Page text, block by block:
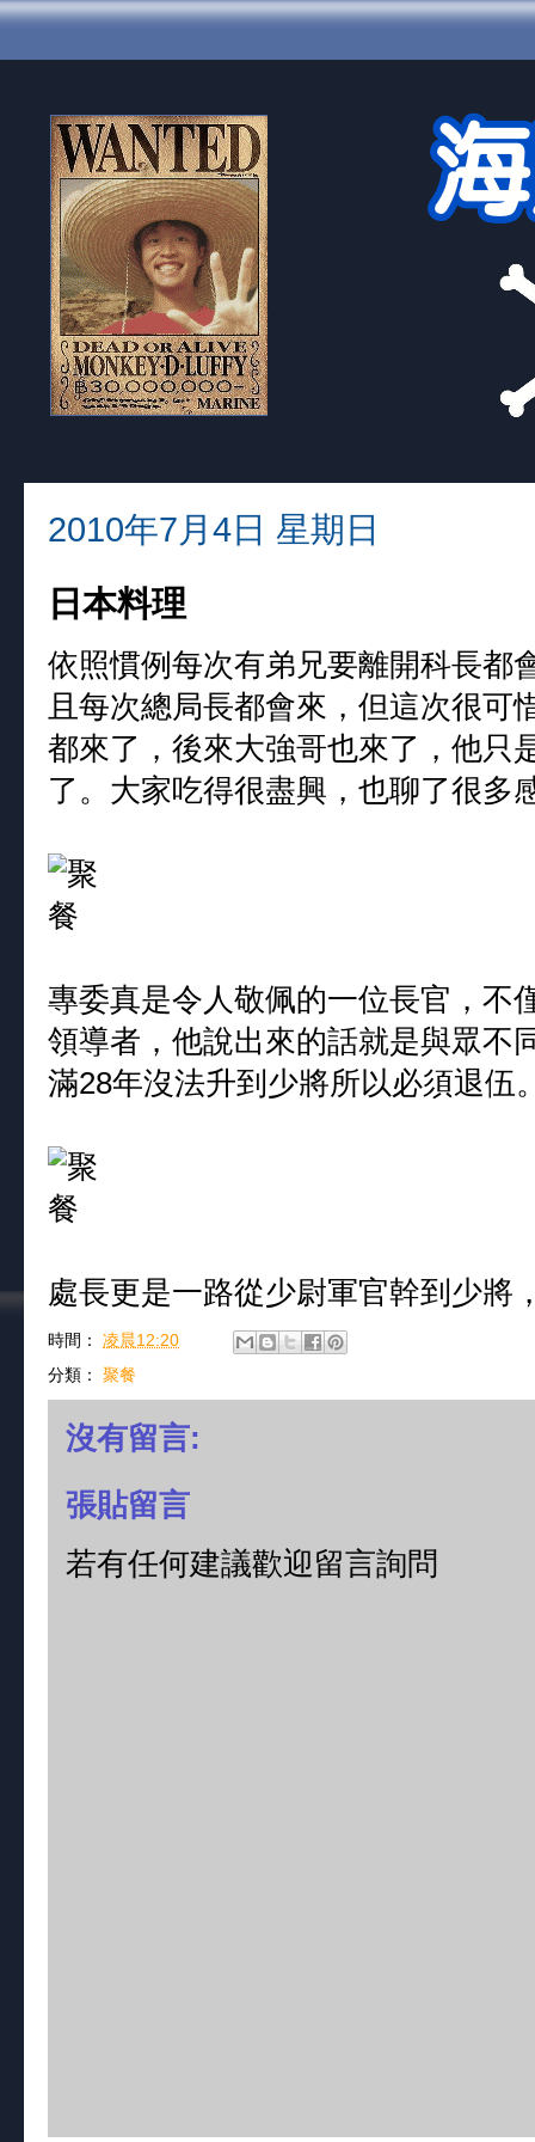
2010年7月4日 星期日
日本料理
依照慣例每次有弟兄要離開科長都
且每次總局長都會來，但這次很可
都來了，後來大強哥也來了，他只
了。大家吃得很盡興，也聊了很多
專委真是令人敬佩的一位長官，不
領導者，他說出來的話就是與眾不
滿28年沒法升到少將所以必須退伍
處長更是一路從少尉軍官幹到少將
時間： 凌晨12:20
分類： 聚餐
沒有留言:
張貼留言
若有任何建議歡迎留言詢問